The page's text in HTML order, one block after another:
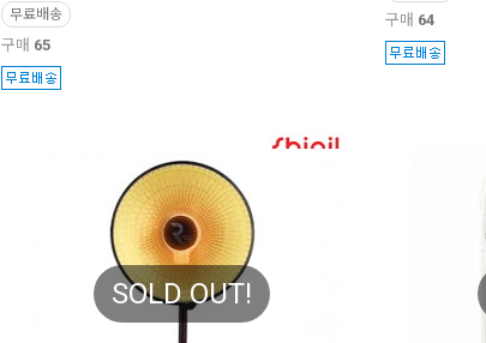
무료배송
구매 65
구매 64
SOLD OUT!